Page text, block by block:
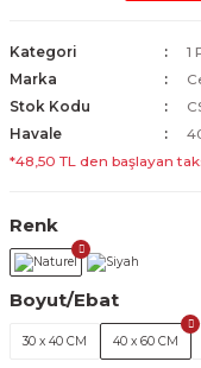
Kategori
1
Marka
Stok Kodu
Havale
*48,50 TL den başlayan
Renk
Boyut/Ebat
30 x 40 CM 40 x 60 CM